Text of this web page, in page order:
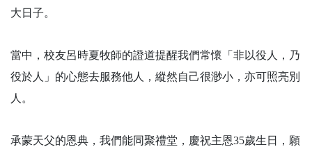
大日子。
當中，校友呂時夏牧師的證道提醒我們常懷「非以役人，乃
役於人」的心態去服務他人，縱然自己很渺小，亦可照亮別
人。
承蒙天父的恩典，我們能同聚禮堂，慶祝主恩35歲生日，願